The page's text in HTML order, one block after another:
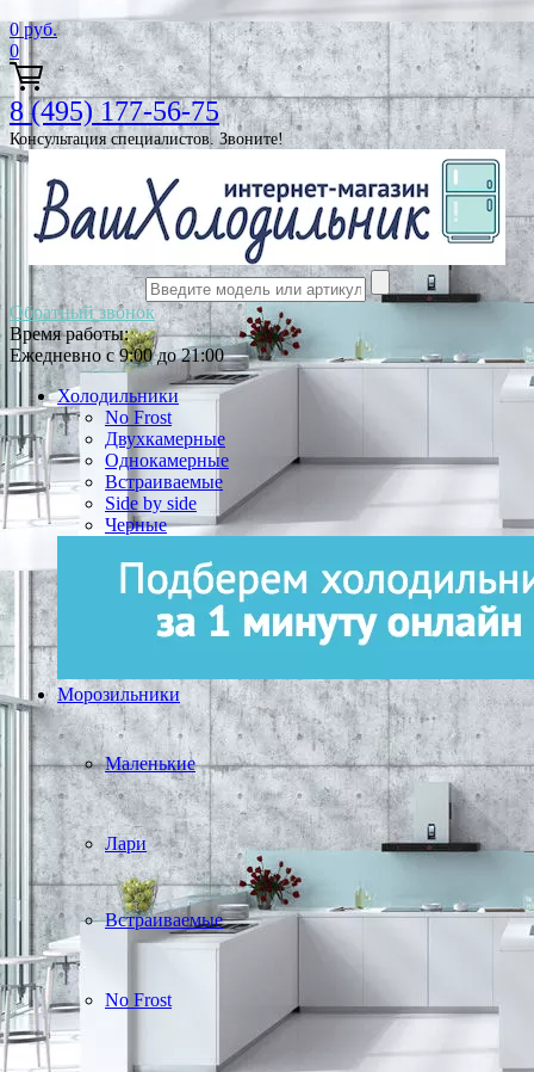
0 руб.
0
8 (495) 177-56-75
Консультация специалистов. Звоните!
Обратный звонок
Время работы:
Ежедневно с 9:00 до 21:00
Холодильники
No Frost
Двухкамерные
Однокамерные
Встраиваемые
Side by side
Черные
Морозильники
Маленькие
Лари
Встраиваемые
No Frost